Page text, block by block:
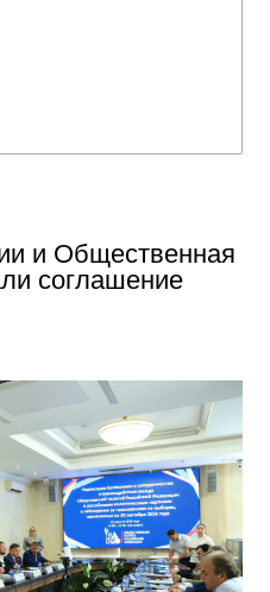
и Общественная
соглашение